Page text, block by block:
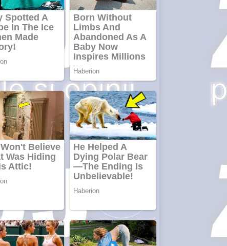
Cutit
cositoare
KUHN
Creez aplicatie
ANDROID
pentru siteul
Creez aplicatie
ANDROID
pentru siteul
Anuntul tau apare in
mai multe ziare
online
Apartamente
2 camere
Aplică acum
pentru toate
tipurile de
împrumuturi
și obține bani